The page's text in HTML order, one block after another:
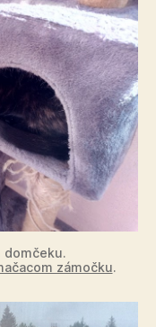
domčeku.
zámočku.